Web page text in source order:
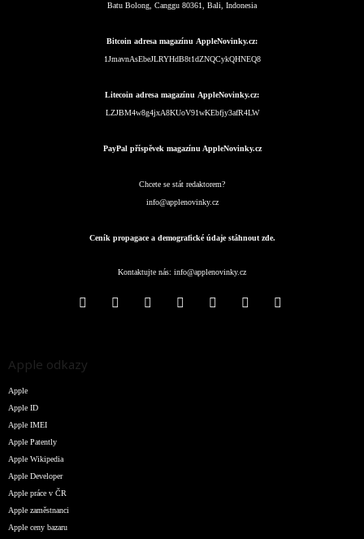
Batu Bolong, Canggu 80361, Bali, Indonesia
Bitcoin adresa magazínu AppleNovinky.cz:
1JmavnAsEbeJLRYHdB8t1dZNQCykQHNEQ8
Litecoin adresa magazínu AppleNovinky.cz:
LZJBM4w8g4jxA8KUoV91wKEbfjy3afR4LW
PayPal příspěvek magazínu AppleNovinky.cz
Chcete se stát redaktorem?
info@applenovinky.cz
Ceník propagace a demografické údaje stáhnout zde.
Kontaktujte nás: info@applenovinky.cz
Apple odkazy
Apple
Apple ID
Apple IMEI
Apple Patently
Apple Wikipedia
Apple Developer
Apple práce v ČR
Apple zaměstnanci
Apple ceny bazaru